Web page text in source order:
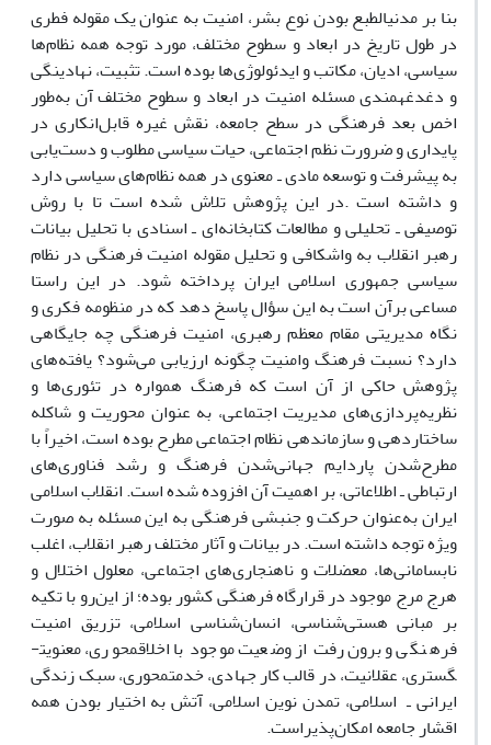
بنا بر مدنی­الطبع بودن نوع بشر، امنیت به ‌عنوان یک مقوله فطری
در طول تاریخ در ابعاد و سطوح مختلف، مورد توجه همه نظام‌ها
سیاسی، ادیان، مکاتب و ایدئولوژی‌ها بوده است. تثبیت، نهادینگی
و دغدغه­مندی مسئله امنیت در ابعاد و سطوح مختلف آن به‌طور
اخص بعد فرهنگی در سطح جامعه، نقش غیره قابل‌انکاری در
پایداری و ضرورت نظم اجتماعی، حیات سیاسی مطلوب و دست‌یابی
به پیشرفت و توسعه مادی ـ معنوی در همه نظام‌های سیاسی دارد
و داشته است .در این پژوهش تلاش شده است تا با روش
توصیفی ـ تحلیلی و مطالعات کتابخانه‌ای ـ اسنادی با تحلیل بیانات
رهبر انقلاب به واشکافی و تحلیل مقوله امنیت فرهنگی در نظام
سیاسی جمهوری اسلامی ایران پرداخته ­شود. در این راستا
مساعی برآن است به این سؤال پاسخ دهد که در منظومه فکری و
نگاه مدیریتی مقام معظم رهبری، امنیت فرهنگی چه جایگاهی
دارد؟ نسبت فرهنگ وامنیت چگونه ارزیابی می‌شود؟ یافته‌های
پژوهش حاکی از آن است که فرهنگ همواره در تئوری‌ها و
نظریه‌پردازی‌های مدیریت اجتماعی، به عنوان محوریت و شاکله
ساختاردهی و سازماندهی نظام اجتماعی مطرح بوده است، اخیراً با
مطرح‌شدن پاردایم جهانی‌شدن فرهنگ و رشد فناوری‌های
ارتباطی ـ اطلاعاتی، بر اهمیت آن افزوده‌ شده است. انقلاب اسلامی
ایران به‌عنوان حرکت و جنبشی فرهنگی به این مسئله به صورت
ویژه توجه داشته است. در بیانات و آثار مختلف رهبر انقلاب، اغلب
نابسامانی‌ها، معضلات و ناهنجاری‌­های اجتماعی، معلول اختلال و
هرج مرج موجود در قرارگاه فرهنگی کشور بوده؛ از این‌رو با تکیه
‌بر مبانی هستی‌شناسی، انسان‌شناسی اسلامی، تزریق امنیت
فرهنگی و برون‌رفت از وضعیت موجود با اخلاق­محوری، معنویت­
گستری، عقلانیت، در قالب کار جهادی، خدمت­محوری، سبک زندگی
ایرانی ـ اسلامی، تمدن نوین اسلامی، آتش به اختیار بودن همه
اقشار جامعه امکان‌پذیراست.